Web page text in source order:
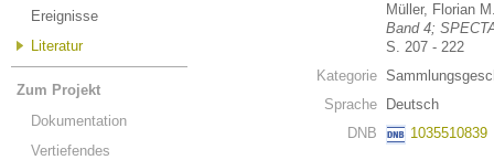
Ereignisse
Literatur
Zum Projekt
Dokumentation
Vertiefendes
Müller, Florian
Band 4;
S. 207 - 222
Kategorie
Sprache
Deutsch
DNB
1035510839